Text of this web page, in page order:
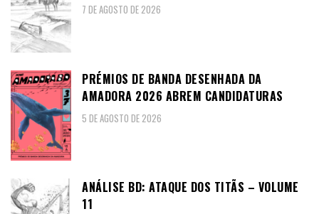
7 DE AGOSTO DE 2026
PRÉMIOS DE BANDA DESENHADA DA
AMADORA 2026 ABREM CANDIDATURAS
5 DE AGOSTO DE 2026
ANÁLISE BD: ATAQUE DOS TITÃS – VOLUME
11